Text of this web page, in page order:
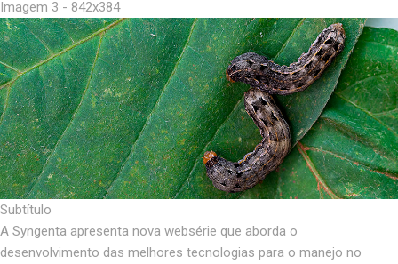
Imagem 3 - 842x384
Subtítulo
A Syngenta apresenta nova websérie que aborda o
desenvolvimento das melhores tecnologias para o manejo no